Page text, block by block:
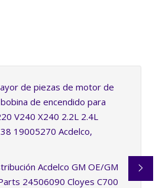
de piezas de motor de
de encendido para
V240 X240 2.2L 2.4L
19005270 Acdelco,
Acdelco GM OE/GM
24506090 Cloyes C700